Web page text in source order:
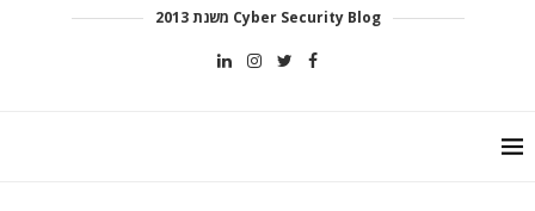
Cyber Security Blog משנת 2013